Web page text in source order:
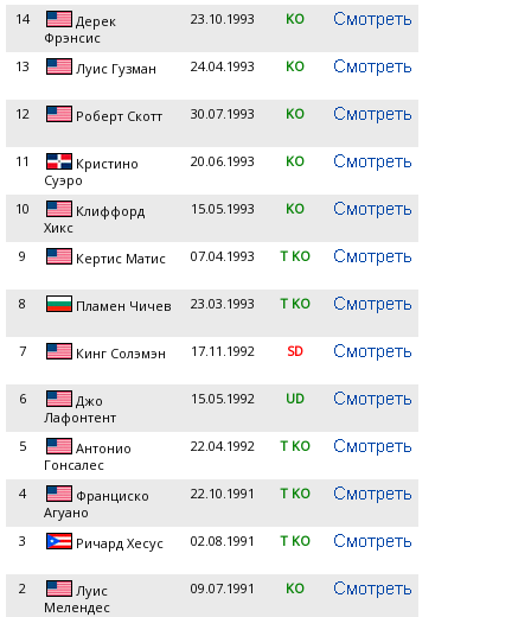
14
Дерек
Фрэнсис
23.10.1993 KO
13 Луис Гузман 24.04.1993 KO
12 Роберт Скотт 30.07.1993 KO
11
Кристино
Суэро
20.06.1993 KO
10
Клиффорд
Хикс
15.05.1993 KO
9 Кертис Матис 07.04.1993 T KO
8 Пламен Чичев 23.03.1993 T KO
7 Кинг Солэмэн 17.11.1992 SD
6
Джо
Лафонтент
15.05.1992 UD
5
Антонио
Гонсалес
22.04.1992 T KO
4
Франциско
Агуано
22.10.1991 T KO
3 Ричард Хесус 02.08.1991 T KO
2
Луис
Мелендес
09.07.1991 KO